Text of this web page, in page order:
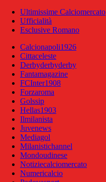
Ultimissime Calciomercato
Ufficialità
Esclusive Romano
Calcionapoli1926
Cittaceleste
Derbyderbyderby
Fantamagazine
FCInter1908
Forzaroma
Golssip
Hellas1903
Ilmilanista
Juvenews
Mediagol
Milanistichannel
Mondoudinese
Notiziecalciomercato
Numericalcio